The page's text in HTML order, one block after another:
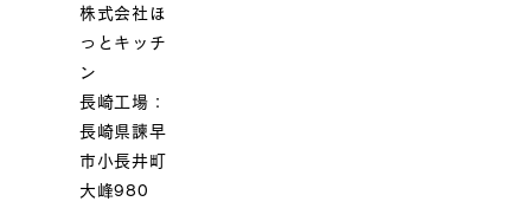
株式会社ほ
っとキッチ
ン
長崎工場：
長崎県諫早
市小長井町
大峰980